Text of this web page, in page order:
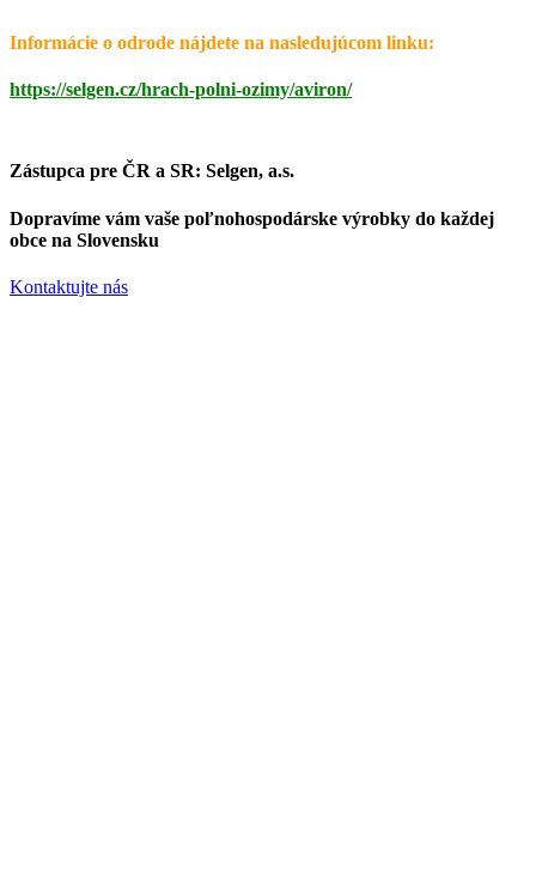
Informácie o odrode nájdete na nasledujúcom linku:
https://selgen.cz/hrach-polni-ozimy/aviron/
Zástupca pre ČR a SR: Selgen, a.s.
Dopravíme vám vaše poľnohospodárske výrobky do každej
obce na Slovensku
Kontaktujte nás